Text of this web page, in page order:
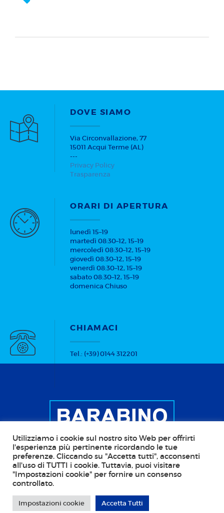
DOVE SIAMO
Via Circonvallazione, 77
15011 Acqui Terme (AL)
---
Privacy Policy
Trasparenza
ORARI DI APERTURA
lunedì 15–19
martedì 08:30–12, 15–19
mercoledì 08:30–12, 15–19
giovedì 08:30–12, 15–19
venerdì 08:30–12, 15–19
sabato 08:30–12, 15–19
domenica Chiuso
CHIAMACI
Tel.: (+39) 0144 312201
Copyright © 2026 BARABINO Scale - Stufe - Camini
CF: BRBGGF45R29D969J; P.IVA: 00110480068; PEC:
barabino@pec.it Web Agency:Callidus Pro - IT
Solutions. Tutti i diritti riservati
Utilizziamo i cookie sul nostro sito Web per offrirti
l'esperienza più pertinente ricordando le tue
preferenze. Cliccando su "Accetta tutti", acconsenti
all'uso di TUTTI i cookie. Tuttavia, puoi visitare
"Impostazioni cookie" per fornire un consenso
controllato.
Impostazioni cookie Accetta Tutti